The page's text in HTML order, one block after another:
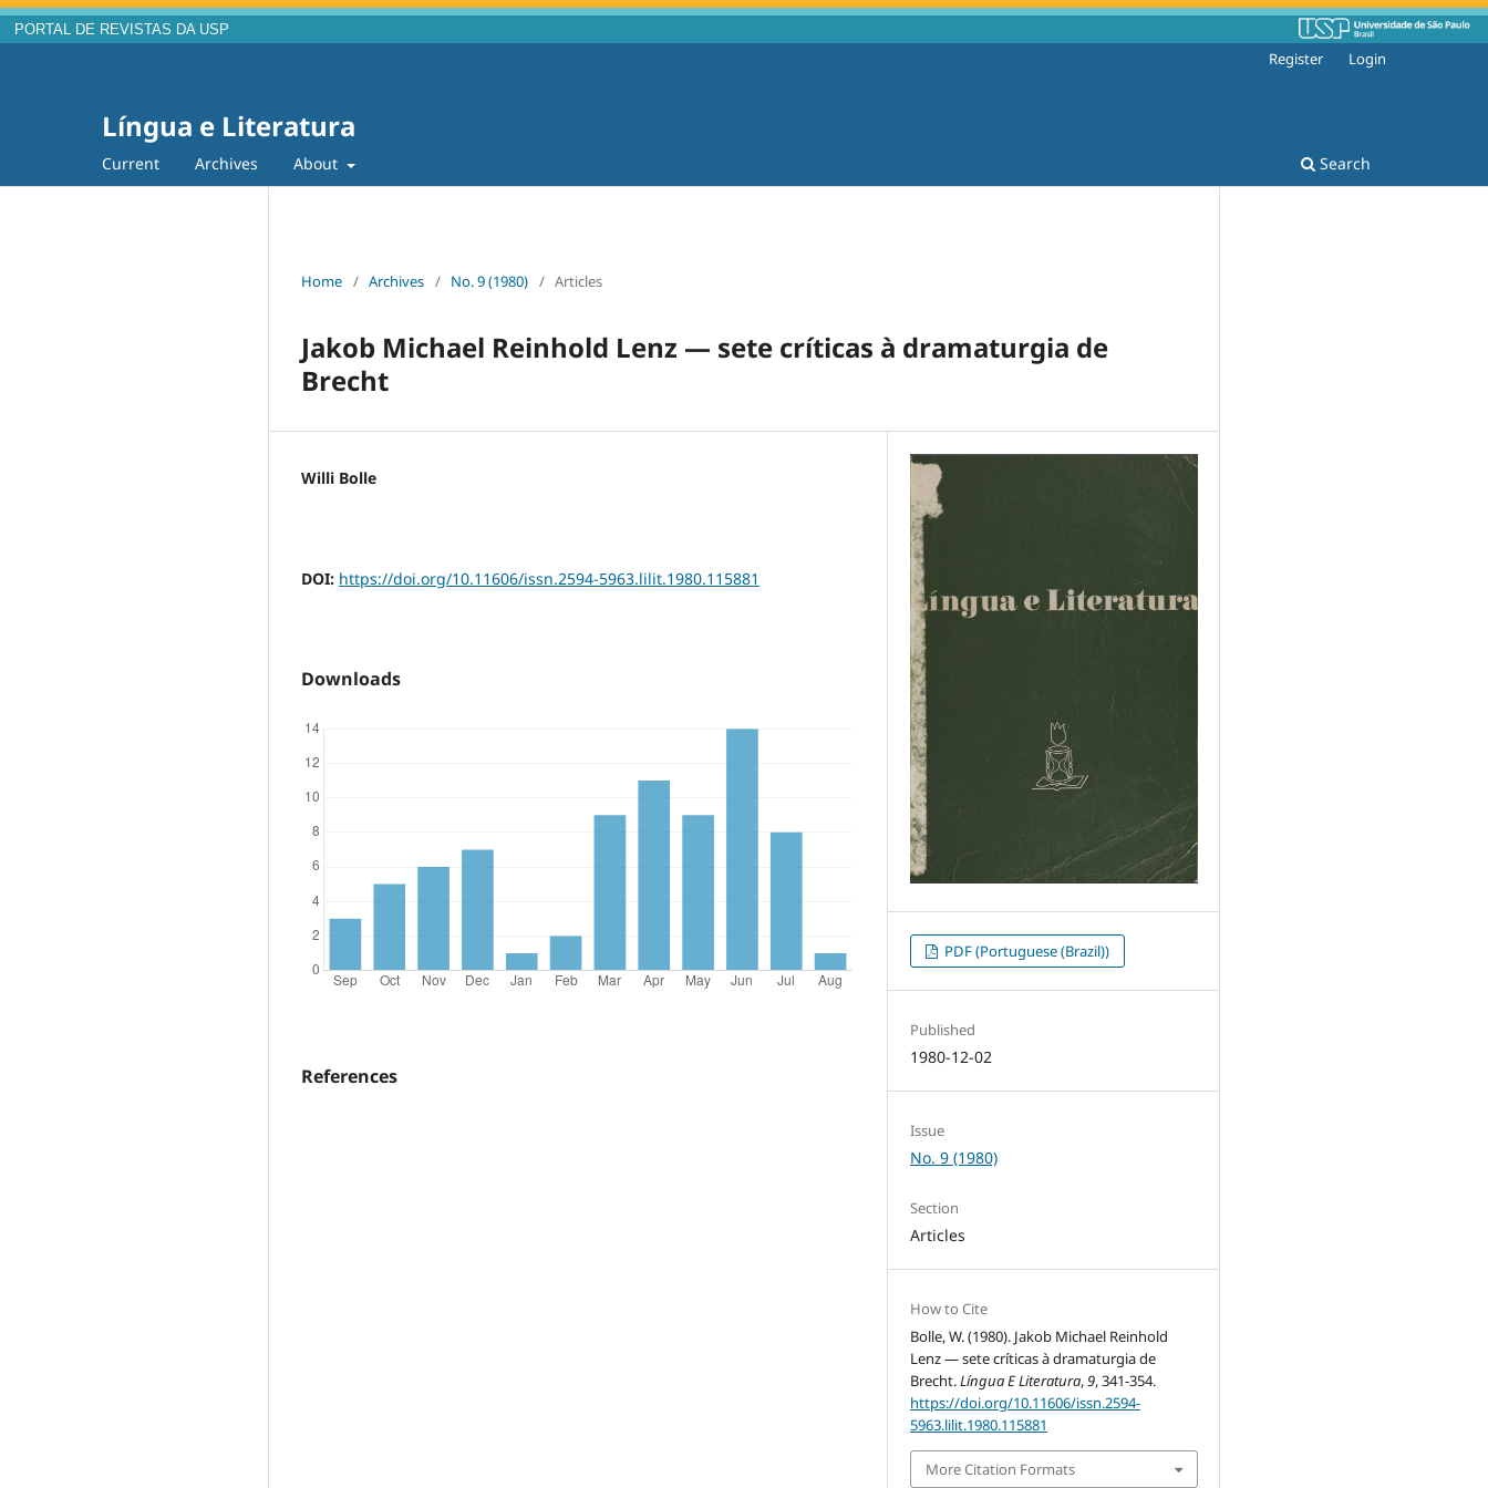
PORTAL DE REVISTAS DA USP
Língua e Literatura
Current Archives About Search
Register Login
Home / Archives / No. 9 (1980) / Articles
Jakob Michael Reinhold Lenz — sete críticas à dramaturgia de
Brecht
Willi Bolle
DOI: https://doi.org/10.11606/issn.2594-5963.lilit.1980.115881
Downloads
References
PDF (Portuguese (Brazil))
Published
1980-12-02
Issue
No. 9 (1980)
Section
Articles
How to Cite
Bolle, W. (1980). Jakob Michael Reinhold
Lenz — sete críticas à dramaturgia de
Brecht.Língua E Literatura,9, 341-354.
https://doi.org/10.11606/issn.2594-
5963.lilit.1980.115881
More Citation Formats